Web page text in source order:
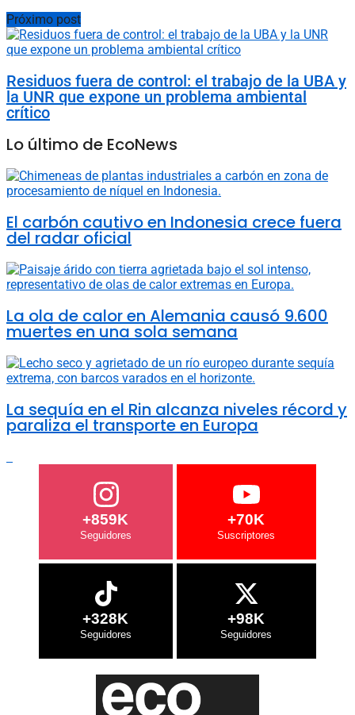
Próximo post
Residuos fuera de control: el trabajo de la UBA y
la UNR que expone un problema ambiental
crítico
Lo último de EcoNews
El carbón cautivo en Indonesia crece fuera
del radar oficial
La ola de calor en Alemania causó 9.600
muertes en una sola semana
La sequía en el Rin alcanza niveles récord y
paraliza el transporte en Europa
+859K +70K
+328K +98K